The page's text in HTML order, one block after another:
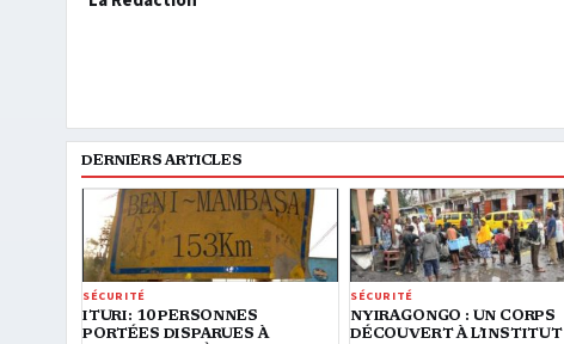
DERNIERS ARTICLES
SÉCURITÉ
ITURI: 10 PERSONNES
PORTÉES DISPARUES À
SÉCURITÉ
NYIRAGONGO : UN CORPS
DÉCOUVERT À L’INSTITUT